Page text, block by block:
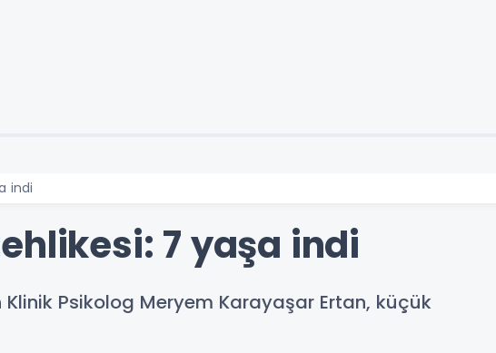
indi
7 yaşa indi
Psikolog Meryem Karayaşar Ertan, küçük